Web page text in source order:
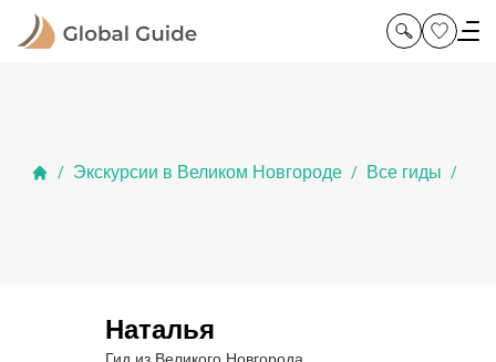
/ Экскурсии в Великом Новгороде / Все гиды /
Наталья